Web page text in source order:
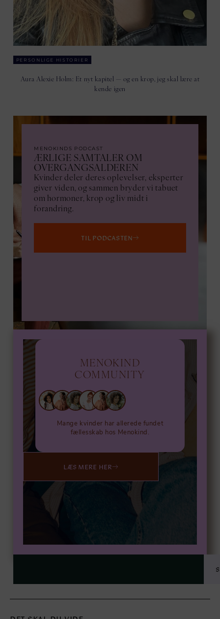
MENOKINDS PODCAST
ÆRLIGE SAMTALER OM
OVERGANGSALDEREN
Kvinder deler deres oplevelser, eksperter
giver viden, og sammen bryder vi tabuet
om hormoner, krop og liv midt i
forandring.
TIL PODCASTEN
MENOKIND
COMMUNITY
Mange kvinder har allerede fundet
fællesskab hos Menokind.
LÆS MERE HER
PERSONLIGE HISTORIER
Aura Alexie Holm: Et nyt kapitel — og en krop, jeg skal lære at
kende igen